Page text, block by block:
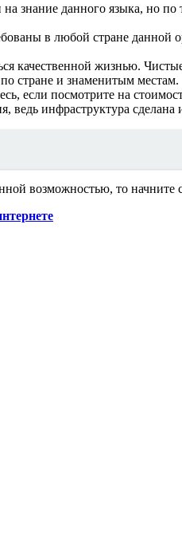
знание данного языка, но
в любой стране данной
качественной жизнью.
стране и знаменитым местам.
если посмотрите на
ведь инфраструктура
возможностью, то начните